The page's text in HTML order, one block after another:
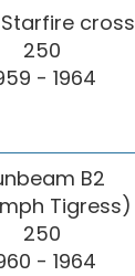
Starfire cross
250
- 1964
B2
Tigress)
250
- 1964